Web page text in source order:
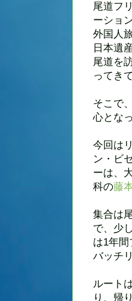
尾道フ
ーショ
外国人
日本遺
尾道を
ってき
そこで
心とな
今回は
ン・ビ
ーは、
科の藤
集合は
で、少
は1年
バッチ
ルート
り、帰